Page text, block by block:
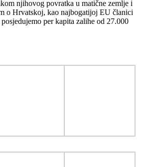
njihovog povratka u matične zemlje i
o Hrvatskoj, kao najbogatijoj EU članici
per kapita zalihe od 27.000